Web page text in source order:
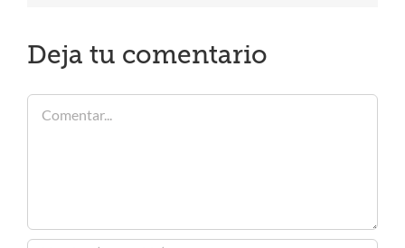
Deja tu comentario
Comentar